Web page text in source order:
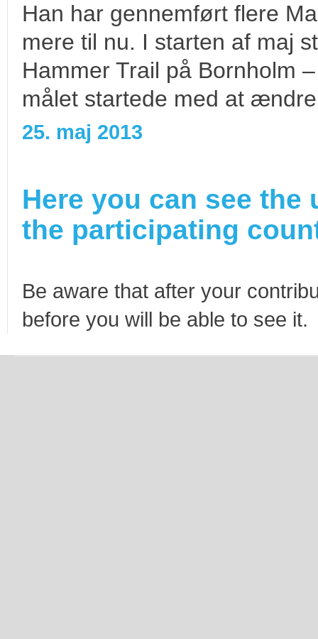
Han har gennemført flere
mere til nu. I starten af maj
Hammer Trail på Bornholm
målet startede med at
25. maj 2013
Here you can see
the participating
Be aware that after your
before you will be able to see it.